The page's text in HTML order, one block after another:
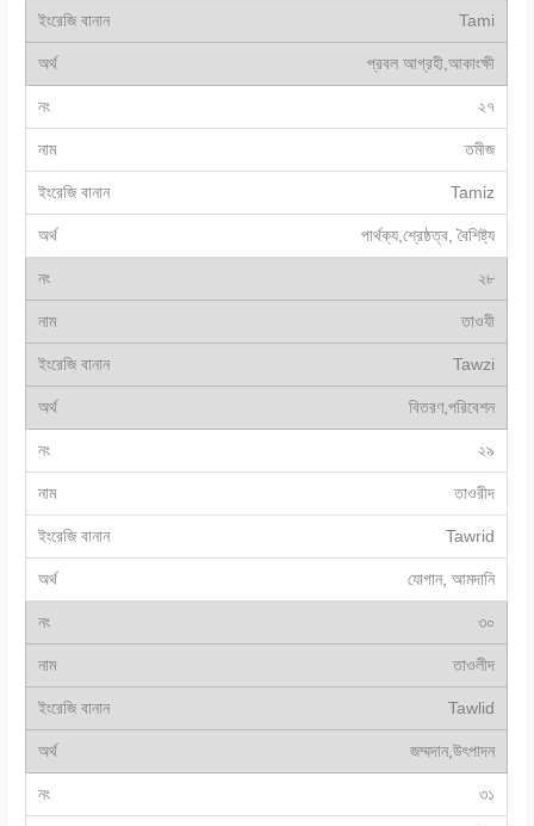
Tami
প্রবল আগ্রহী,আকাংক্ষী
২৭
তমীজ
Tamiz
পার্থক্য,শ্রেষ্ঠত্ব, বৈশিষ্ট্য
২৮
তাওযী
Tawzi
বিতরণ,পরিবেশন
২৯
তাওরীদ
Tawrid
যোগান, আমদানি
৩০
তাওলীদ
Tawlid
জম্মদান,উৎপাদন
৩১